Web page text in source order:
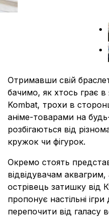
Отримавши свій
бачимо, як хтось грає
Kombat, трохи в
аніме-товарами на
розбігаються від
кружок чи фігурок.
Окремо стоять
відвідувачам
острівець затишку від
пропонує настільні
перепочити від галасу